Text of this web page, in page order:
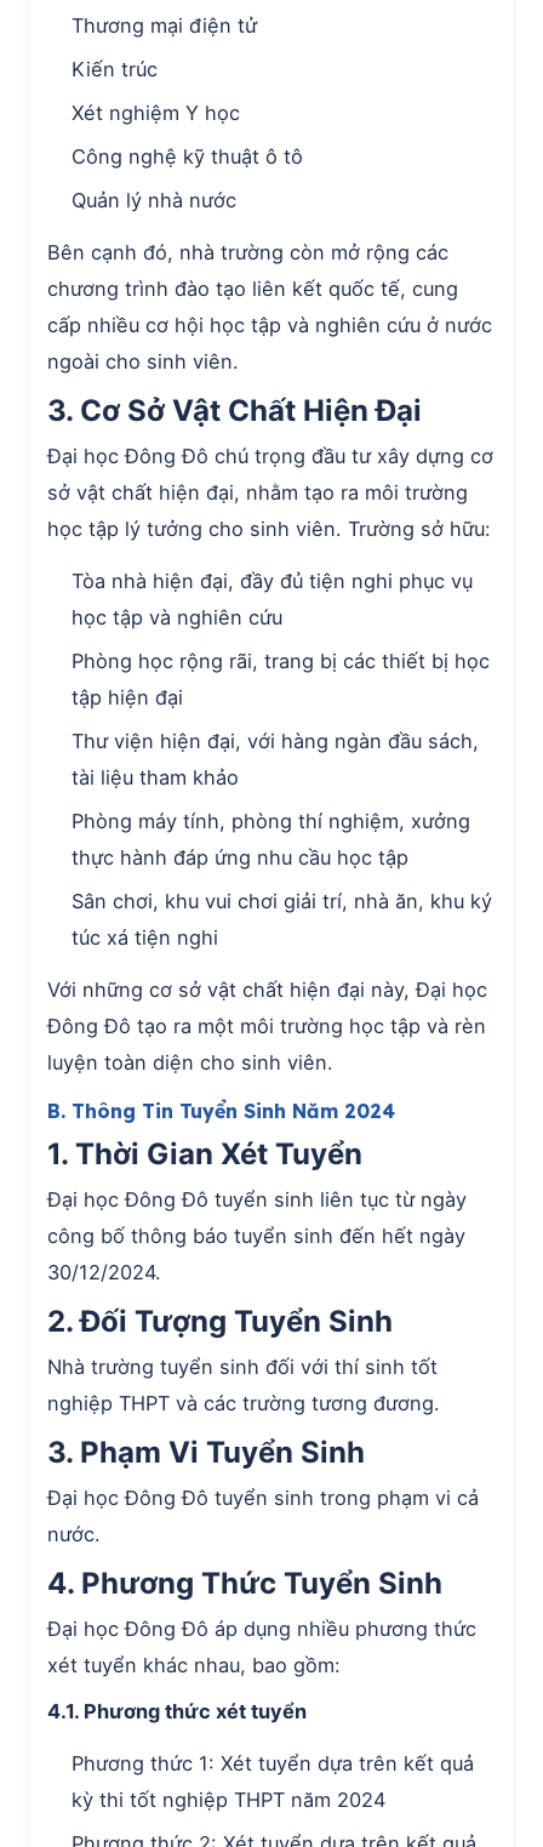
Thương mại điện tử
Kiến trúc
Xét nghiệm Y học
Công nghệ kỹ thuật ô tô
Quản lý nhà nước
Bên cạnh đó, nhà trường còn mở rộng các
chương trình đào tạo liên kết quốc tế, cung
cấp nhiều cơ hội học tập và nghiên cứu ở nước
ngoài cho sinh viên.
3. Cơ Sở Vật Chất Hiện Đại
Đại học Đông Đô chú trọng đầu tư xây dựng cơ
sở vật chất hiện đại, nhằm tạo ra môi trường
học tập lý tưởng cho sinh viên. Trường sở hữu:
Tòa nhà hiện đại, đầy đủ tiện nghi phục vụ
học tập và nghiên cứu
Phòng học rộng rãi, trang bị các thiết bị học
tập hiện đại
Thư viện hiện đại, với hàng ngàn đầu sách,
tài liệu tham khảo
Phòng máy tính, phòng thí nghiệm, xưởng
thực hành đáp ứng nhu cầu học tập
Sân chơi, khu vui chơi giải trí, nhà ăn, khu ký
túc xá tiện nghi
Với những cơ sở vật chất hiện đại này, Đại học
Đông Đô tạo ra một môi trường học tập và rèn
luyện toàn diện cho sinh viên.
B. Thông Tin Tuyển Sinh Năm 2024
1. Thời Gian Xét Tuyển
Đại học Đông Đô tuyển sinh liên tục từ ngày
công bố thông báo tuyển sinh đến hết ngày
30/12/2024.
2. Đối Tượng Tuyển Sinh
Nhà trường tuyển sinh đối với thí sinh tốt
nghiệp THPT và các trường tương đương.
3. Phạm Vi Tuyển Sinh
Đại học Đông Đô tuyển sinh trong phạm vi cả
nước.
4. Phương Thức Tuyển Sinh
Đại học Đông Đô áp dụng nhiều phương thức
xét tuyển khác nhau, bao gồm:
4.1. Phương thức xét tuyển
Phương thức 1: Xét tuyển dựa trên kết quả
kỳ thi tốt nghiệp THPT năm 2024